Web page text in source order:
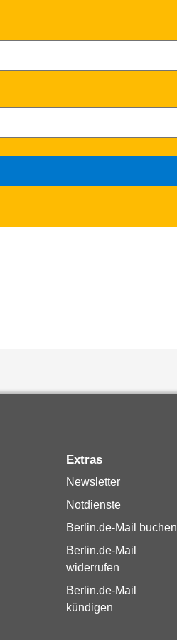
Extras
Newsletter
Notdienste
Berlin.de-Mail buchen
Berlin.de-Mail
widerrufen
Berlin.de-Mail
kündigen